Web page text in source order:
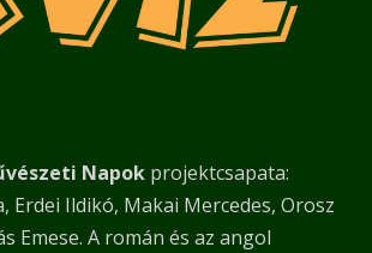
Napok projektcsapata:
Erdei Ildikó, Makai Mercedes, Orosz
Emese. A román és az angol